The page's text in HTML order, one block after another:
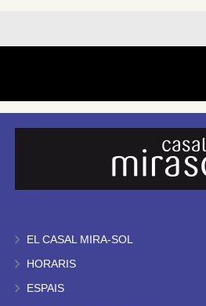
EL CASAL MIRA-SOL
HORARIS
ESPAIS